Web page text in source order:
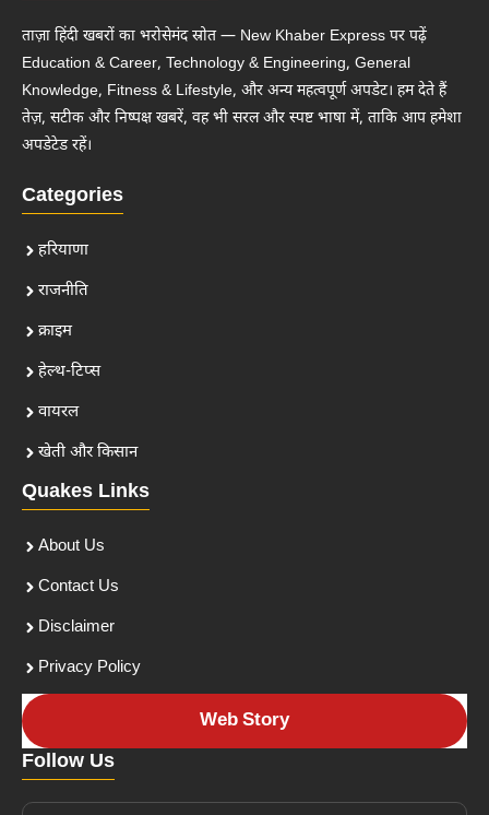
ताज़ा हिंदी खबरों का भरोसेमंद स्रोत — New Khaber Express पर पढ़ें
Education & Career, Technology & Engineering, General
Knowledge, Fitness & Lifestyle, और अन्य महत्वपूर्ण अपडेट। हम देते हैं
तेज़, सटीक और निष्पक्ष खबरें, वह भी सरल और स्पष्ट भाषा में, ताकि आप हमेशा
अपडेटेड रहें।
Categories
हरियाणा
राजनीति
क्राइम
हेल्थ-टिप्स
वायरल
खेती और किसान
Quakes Links
About Us
Contact Us
Disclaimer
Privacy Policy
Web Story
Follow Us